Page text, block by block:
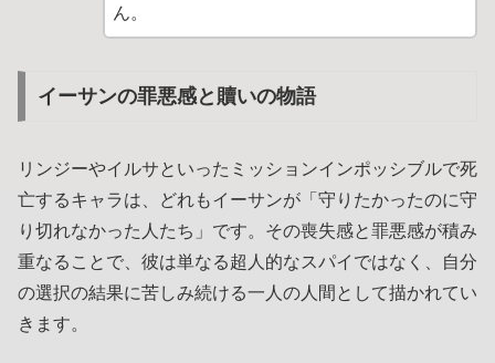
ん。
イーサンの罪悪感と贖いの物語
リンジーやイルサといったミッションインポッシブルで死
亡するキャラは、どれもイーサンが「守りたかったのに守
り切れなかった人たち」です。その喪失感と罪悪感が積み
重なることで、彼は単なる超人的なスパイではなく、自分
の選択の結果に苦しみ続ける一人の人間として描かれてい
きます。